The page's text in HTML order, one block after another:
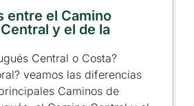
entre el Camino
y el de la
Central o Costa?
veamos las diferencias
Caminos de